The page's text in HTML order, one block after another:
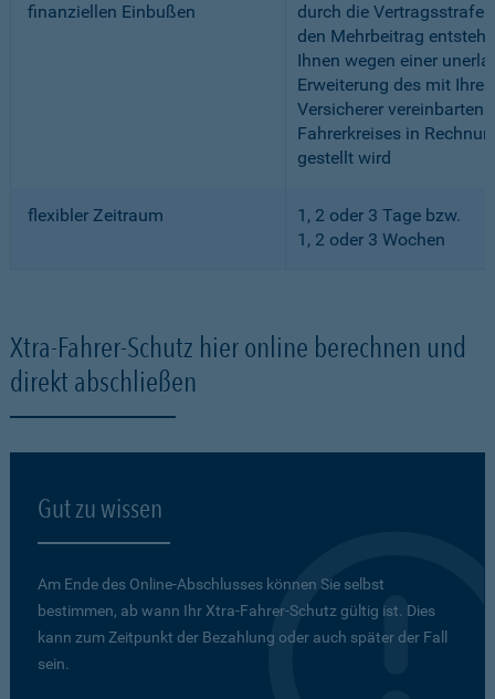
finanziellen Einbußen
durch die Vertragsstrafe
den Mehrbeitrag
Ihnen wegen einer
Erweiterung des mit
Versicherer vereinbarten
Fahrerkreises in
gestellt wird
flexibler Zeitraum
1, 2 oder 3 Tage bzw.
1, 2 oder 3 Wochen
Xtra-Fahrer-Schutz hier online berechnen und
direkt abschließen
Gut zu wissen
Am Ende des Online-Abschlusses können Sie selbst
bestimmen, ab wann Ihr Xtra-Fahrer-Schutz gültig ist. Dies
kann zum Zeitpunkt der Bezahlung oder auch später der Fall
sein.